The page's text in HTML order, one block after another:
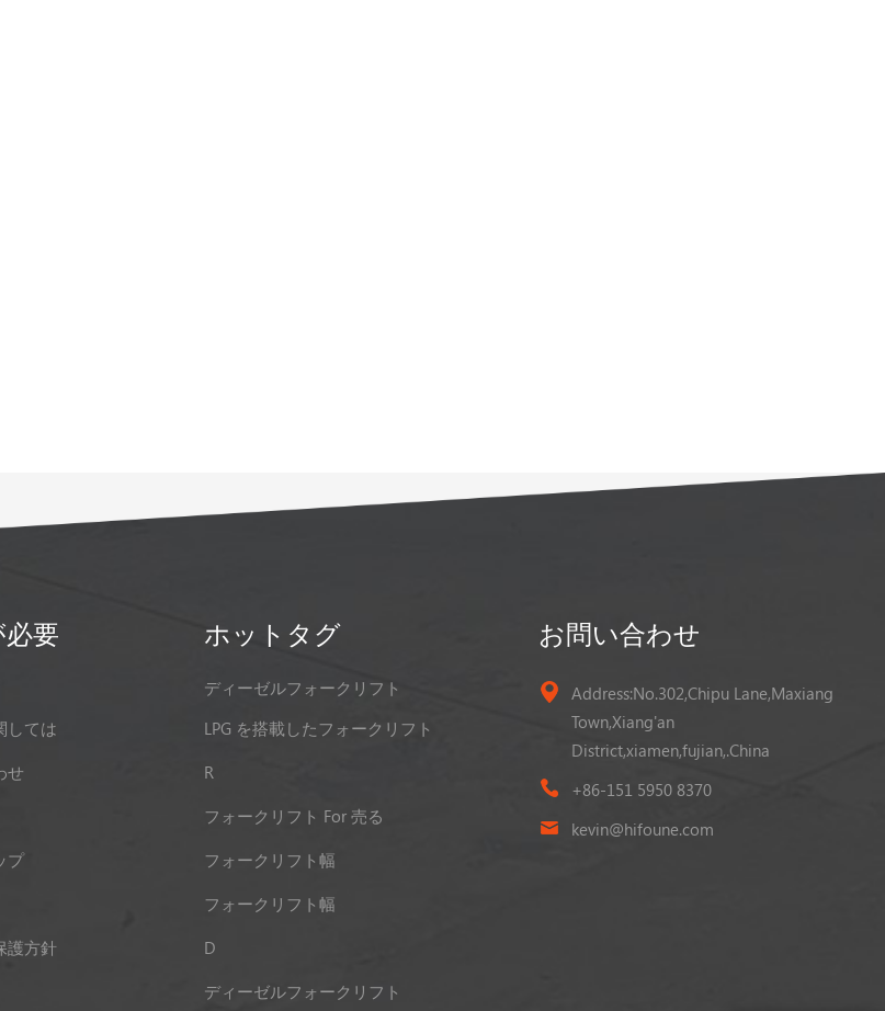
要
しては
せ
プ
護方針
ホットタグ
ディーゼルフォークリフト
LPG を搭載したフォークリフト
R
フォークリフト For 売る
フォークリフト幅
フォークリフト幅
D
ディーゼルフォークリフト
お問い合わせ
Address:No.302,Chipu Lane,Maxiang
Town,Xiang'an
District,xiamen,fujian,.China
+86-151 5950 8370
kevin@hifoune.com